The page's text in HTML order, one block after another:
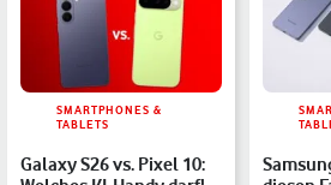
SMARTPHONES &
TABLETS
Galaxy S26 vs. Pixel 10: